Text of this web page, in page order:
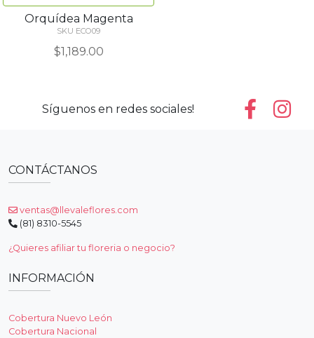
Orquídea Magenta
SKU ECO09
$1,189.00
Síguenos en redes sociales!
CONTÁCTANOS
ventas@llevaleflores.com
(81) 8310-5545
¿Quieres afiliar tu floreria o negocio?
INFORMACIÓN
Cobertura Nuevo León
Cobertura Nacional